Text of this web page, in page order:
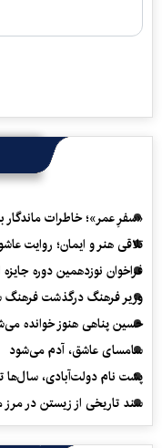
«سفرِ عمر»؛ خاطرات ماندگار
تلاقی هنر و ایمان؛ روایت
فراخوان نوزدهمین دوره
وزیر فرهنگ درگذشت
حسین پناهی هنوز خوانده
سامسای عاشق، آدم می‌شود
پشت نام دولت‌آبادی، سال‌ها
سند تاریخی از زیستن در